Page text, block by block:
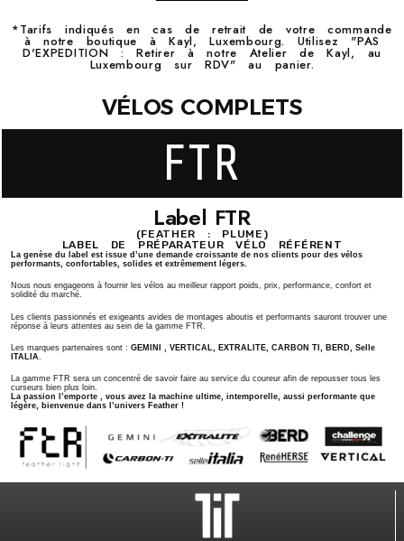
*Tarifs indiqués en cas de retrait de votre commande
à notre boutique à Kayl, Luxembourg. Utilisez "PAS
D'EXPEDITION : Retirer à notre Atelier de Kayl, au
Luxembourg sur RDV" au panier.
VÉLOS COMPLETS
FTR
Label FTR
(FEATHER : PLUME)
LABEL DE PRÉPARATEUR VÉLO RÉFÉRENT
La genèse du label est issue d’une demande croissante de nos clients pour des vélos
performants, confortables, solides et extrêmement légers.
Nous nous engageons à fournir les vélos au meilleur rapport poids, prix, performance, confort et
solidité du marché.
Les clients passionnés et exigeants avides de montages aboutis et performants sauront trouver une
réponse à leurs attentes au sein de la gamme FTR.
Les marques partenaires sont : GEMINI , VERTICAL, EXTRALITE, CARBON TI, BERD, Selle
ITALIA.
La gamme FTR sera un concentré de savoir faire au service du coureur afin de repousser tous les
curseurs bien plus loin.
La passion l’emporte , vous avez la machine ultime, intemporelle, aussi performante que
légère, bienvenue dans l’univers Feather !